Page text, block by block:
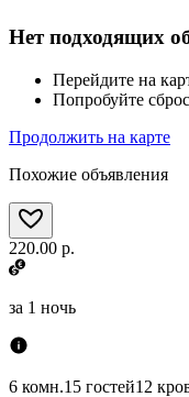
Нет подходящих
Перейдите на
Попробуйте
Продолжить на карте
Похожие объявления
220.00 р.
за 1 ночь
6 комн.15 гостей12